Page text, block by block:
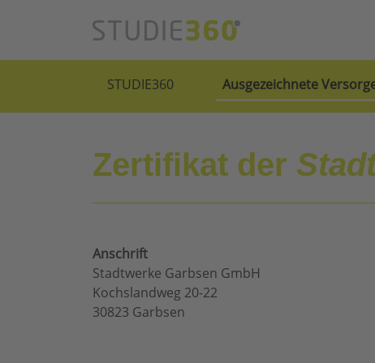
STUDIE360 Ausgezeichnete
Zertifikat der
Anschrift
Stadtwerke Garbsen GmbH
Kochslandweg 20-22
30823 Garbsen